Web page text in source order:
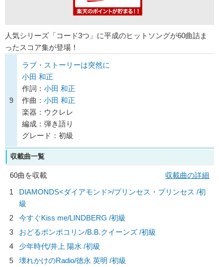
人気シリーズ「コード3つ」に平成のヒットソングが60曲詰ま
ったスコア集が登場！
9
ラブ・ストーリーは突然に
小田 和正
作詞： 小田 和正
作曲： 小田 和正
楽器：ウクレレ
編成：弾き語り
グレード：初級
収載曲一覧
60曲を収載
収載曲の詳細
1
DIAMONDS<ダイアモンド>/プリンセス・プリンセス /初
級
2
今すぐKiss me/LINDBERG /初級
3
おどるポンポコリン/B.B.クイーンズ /初級
4
少年時代/井上 陽水 /初級
5
壊れかけのRadio/徳永 英明 /初級